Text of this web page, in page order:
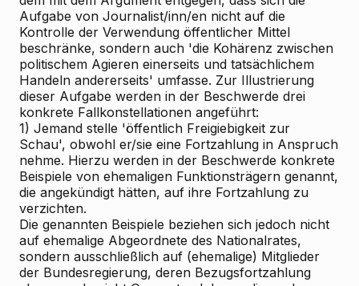
Aufgabe von Journalist/inn/en nicht auf die
Kontrolle der Verwendung öffentlicher Mittel
beschränke, sondern auch 'die Kohärenz zwischen
politischem Agieren einerseits und tatsächlichem
Handeln andererseits' umfasse. Zur Illustrierung
dieser Aufgabe werden in der Beschwerde drei
konkrete Fallkonstellationen angeführt:
1) Jemand stelle 'öffentlich Freigiebigkeit zur
Schau', obwohl er/sie eine Fortzahlung in Anspruch
nehme. Hierzu werden in der Beschwerde konkrete
Beispiele von ehemaligen Funktionsträgern genannt,
die angekündigt hätten, auf ihre Fortzahlung zu
verzichten.
Die genannten Beispiele beziehen sich jedoch nicht
auf ehemalige Abgeordnete des Nationalrates,
sondern ausschließlich auf (ehemalige) Mitglieder
der Bundesregierung, deren Bezugsfortzahlung